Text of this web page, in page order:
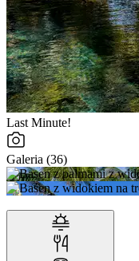
Last Minute!
Galeria (36)